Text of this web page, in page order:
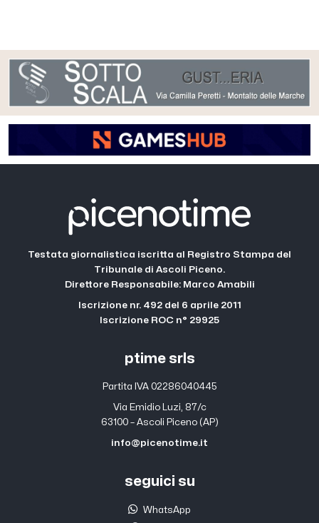
Testata giornalistica iscritta al Registro Stampa del
Tribunale di Ascoli Piceno.
Direttore Responsabile: Marco Amabili
Iscrizione nr. 492 del 6 aprile 2011
Iscrizione ROC n° 29925
ptime srls
Partita IVA 02286040445
Via Emidio Luzi, 87/c
63100 – Ascoli Piceno (AP)
info@picenotime.it
seguici su
WhatsApp